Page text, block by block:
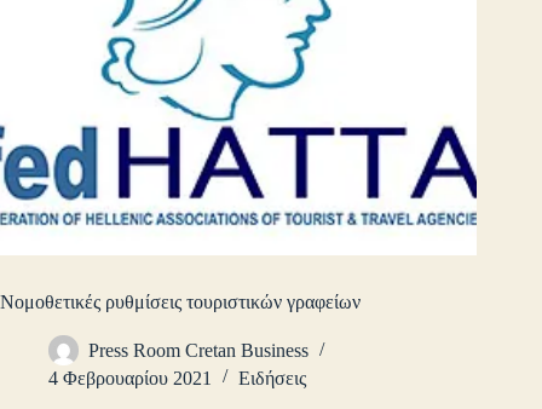
Νομοθετικές ρυθμίσεις τουριστικών γραφείων
Press Room Cretan Business
4 Φεβρουαρίου 2021
Ειδήσεις